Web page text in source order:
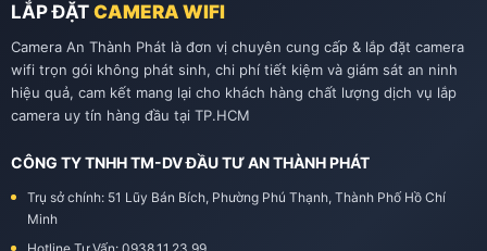
LẮP ĐẶT CAMERA WIFI
Camera An Thành Phát là đơn vị chuyên cung cấp & lắp đặt camera
wifi trọn gói không phát sinh, chi phí tiết kiệm và giám sát an ninh
hiệu quả, cam kết mang lại cho khách hàng chất lượng dịch vụ lắp
camera uy tín hàng đầu tại TP.HCM
CÔNG TY TNHH TM-DV ĐẦU TƯ AN THÀNH PHÁT
Trụ sở chính: 51 Lũy Bán Bích, Phường Phú Thạnh, Thành Phố Hồ Chí
Minh